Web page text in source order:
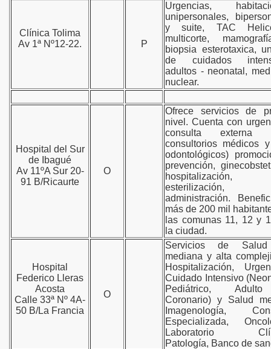
Clínica Tolima
Av 1ª Nº12-22.
P
Urgencias,
unipersonales,
y suite, TAC
multicorte,
biopsia esterotaxica,
de cuidados
adultos - neonatal,
nuclear.
Hospital del Sur
de Ibagué
Av 11ºA Sur 20-
91 B/Ricaurte
O
Ofrece servicios de
nivel. Cuenta con
consulta externa
consultorios médicos
odontológicos)
prevención,
hospitalización,
administración.
más de 200 mil
las comunas 11, 12 y
la ciudad.
Hospital
Federico Lleras
Acosta
Calle 33ª Nº 4A-
50 B/La Francia
O
Servicios de
mediana y alta
Hospitalización,
Cuidado Intensivo
Pediátrico,
Coronario) y Salud
Imagenología,
Especializada,
Laboratorio
Patología, Banco de